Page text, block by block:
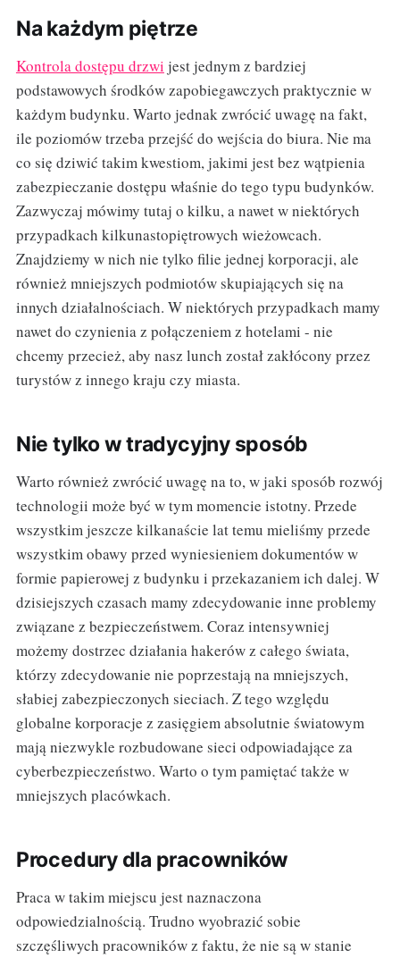
Na każdym piętrze
Kontrola dostępu drzwi jest jednym z bardziej
podstawowych środków zapobiegawczych praktycznie w
każdym budynku. Warto jednak zwrócić uwagę na fakt,
ile poziomów trzeba przejść do wejścia do biura. Nie ma
co się dziwić takim kwestiom, jakimi jest bez wątpienia
zabezpieczanie dostępu właśnie do tego typu budynków.
Zazwyczaj mówimy tutaj o kilku, a nawet w niektórych
przypadkach kilkunastopiętrowych wieżowcach.
Znajdziemy w nich nie tylko filie jednej korporacji, ale
również mniejszych podmiotów skupiających się na
innych działalnościach. W niektórych przypadkach mamy
nawet do czynienia z połączeniem z hotelami - nie
chcemy przecież, aby nasz lunch został zakłócony przez
turystów z innego kraju czy miasta.
Nie tylko w tradycyjny sposób
Warto również zwrócić uwagę na to, w jaki sposób rozwój
technologii może być w tym momencie istotny. Przede
wszystkim jeszcze kilkanaście lat temu mieliśmy przede
wszystkim obawy przed wyniesieniem dokumentów w
formie papierowej z budynku i przekazaniem ich dalej. W
dzisiejszych czasach mamy zdecydowanie inne problemy
związane z bezpieczeństwem. Coraz intensywniej
możemy dostrzec działania hakerów z całego świata,
którzy zdecydowanie nie poprzestają na mniejszych,
słabiej zabezpieczonych sieciach. Z tego względu
globalne korporacje z zasięgiem absolutnie światowym
mają niezwykle rozbudowane sieci odpowiadające za
cyberbezpieczeństwo. Warto o tym pamiętać także w
mniejszych placówkach.
Procedury dla pracowników
Praca w takim miejscu jest naznaczona
odpowiedzialnością. Trudno wyobrazić sobie
szczęśliwych pracowników z faktu, że nie są w stanie